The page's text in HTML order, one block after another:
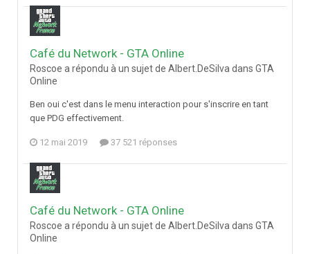
Café du Network - GTA Online
Roscoe a répondu à un sujet de Albert.DeSilva dans GTA
Online
Ben oui c'est dans le menu interaction pour s'inscrire en tant
que PDG effectivement.
12 mai 2019 37 521 réponses
Café du Network - GTA Online
Roscoe a répondu à un sujet de Albert.DeSilva dans GTA
Online